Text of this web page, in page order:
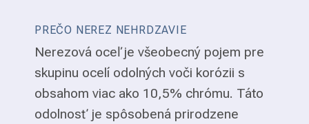
PREČO NEREZ NEHRDZAVIE
Nerezová oceľ je všeobecný pojem pre
skupinu ocelí odolných voči korózii s
obsahom viac ako 10,5% chrómu. Táto
odolnosť je spôsobená prirodzene